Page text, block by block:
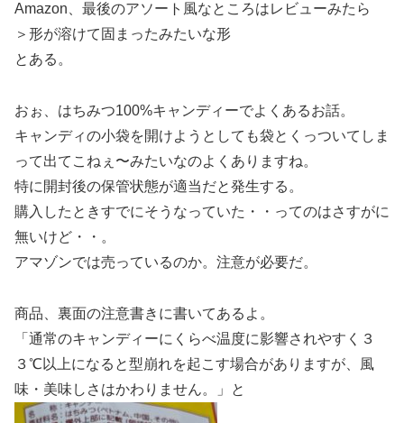
Amazon、最後のアソート風なところはレビューみたら
＞形が溶けて固まったみたいな形
とある。
おぉ、はちみつ100%キャンディーでよくあるお話。
キャンディの小袋を開けようとしても袋とくっついてしま
って出てこねぇ〜みたいなのよくありますね。
特に開封後の保管状態が適当だと発生する。
購入したときすでにそうなっていた・・ってのはさすがに
無いけど・・。
アマゾンでは売っているのか。注意が必要だ。
商品、裏面の注意書きに書いてあるよ。
「通常のキャンディーにくらべ温度に影響されやすく３
３℃以上になると型崩れを起こす場合がありますが、風
味・美味しさはかわりません。」と